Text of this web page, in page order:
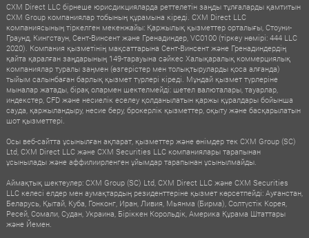
CXM Direct LLC бірнеше юрисдикцияларда реттелетін заңды тұлғаларды қамтитын
CXM Group компаниялар тобының құрамына кіреді. CXM Direct LLC
компаниясының тіркелген мекенжайы: Қаржылық қызметтер орталығы, Стоуни-
Граунд, Кингстаун, Сент-Винсент және Гренадиндер, VC0100 (тіркеу нөмірі: 444 LLC
2020). Компания қызметінің мақсаттарына Сент-Винсент және Гренадиндердің
қайта қаралған заңдарының 149-тарауына сәйкес Халықаралық коммерциялық
компаниялар туралы заңмен (өзгерістер мен толықтыруларды қоса алғанда)
тыйым салынбаған барлық қызмет түрлері кіреді. Мұндай қызмет түрлеріне
мыналар жатады, бірақ олармен шектелмейді: шетел валюталары, тауарлар,
индекстер, CFD және несиелік еселеу қолданылатын қаржы құралдары бойынша
сауда, қаржыландыру, несие беру, брокерлік қызметтер, оқыту және басқарылатын
шот қызметтері.
Осы веб-сайтта ұсынылған ақпарат, қызметтер және өнімдер тек CXM Group (SC)
Ltd, CXM Direct LLC және CXM Securities LLC компаниялары тарапынан
ұсынылады және аффилиирленген ұйымдар тарапынан ұсынылмайды.
Аймақтық шектеулер: CXM Group (SC) Ltd, CXM Direct LLC және CXM Securities
LLC келесі елдер мен аумақтардың резиденттеріне қызмет көрсетпейді: Ауғанстан,
Беларусь, Қытай, Куба, Гонконг, Иран, Ливия, Мьянма (Бирма), Солтүстік Корея,
Ресей, Сомали, Судан, Украина, Біріккен Корольдік, Америка Құрама Штаттары
және Йемен.